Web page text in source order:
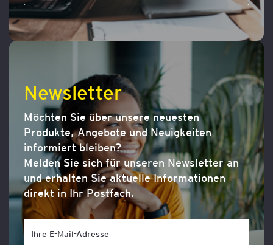
Newsletter
Möchten Sie über unsere neuesten
Produkte, Angebote und Neuigkeiten
informiert bleiben?
Melden Sie sich für unseren Newsletter an
und erhalten Sie aktuelle Informationen
direkt in Ihr Postfach.